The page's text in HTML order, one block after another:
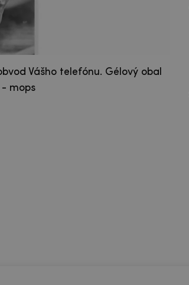
Vášho telefónu. Gélový obal
- mops